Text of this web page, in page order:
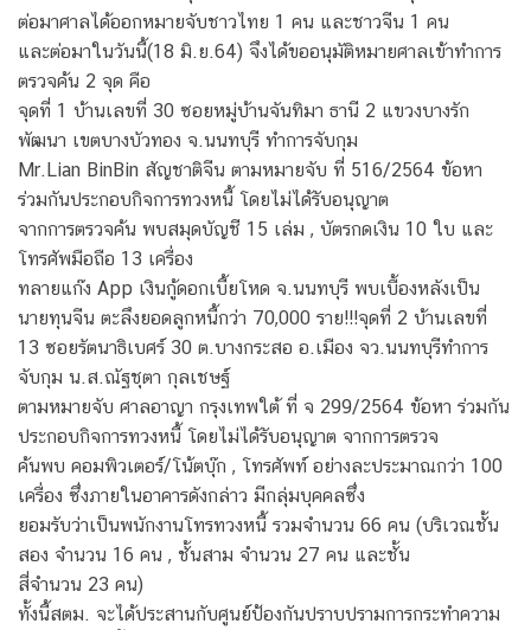
ต่อมาศาลได้ออกหมายจับชาวไทย 1 คน และชาวจีน 1 คน
และต่อมาในวันนี้(18 มิ.ย.64) จึงได้ขออนุมัติหมายศาลเข้าทำการ
ตรวจค้น 2 จุด คือ
จุดที่ 1 บ้านเลขที่ 30 ซอยหมู่บ้านจันทิมา ธานี 2 แขวงบางรัก
พัฒนา เขตบางบัวทอง จ.นนทบุรี ทำการจับกุม
Mr.Lian BinBin สัญชาติจีน ตามหมายจับ ที่ 516/2564 ข้อหา
ร่วมกันประกอบกิจการทวงหนี้ โดยไม่ได้รับอนุญาต
จากการตรวจค้น พบสมุดบัญชี 15 เล่ม , บัตรกดเงิน 10 ใบ และ
โทรศัพมือถือ 13 เครื่อง
ทลายแก๊ง App เงินกู้ดอกเบี้ยโหด จ.นนทบุรี พบเบื้องหลังเป็น
นายทุนจีน ตะลึงยอดลูกหนี้กว่า 70,000 ราย!!!จุดที่ 2 บ้านเลขที่
13 ซอยรัตนาธิเบศร์ 30 ต.บางกระสอ อ.เมือง จว.นนทบุรีทำการ
จับกุม น.ส.ณัฐชุตา กุลเชษฐ์
ตามหมายจับ ศาลอาญา กรุงเทพใต้ ที่ จ 299/2564 ข้อหา ร่วมกัน
ประกอบกิจการทวงหนี้ โดยไม่ได้รับอนุญาต จากการตรวจ
ค้นพบ คอมพิวเตอร์/โน้ตบุ๊ก , โทรศัพท์ อย่างละประมาณกว่า 100
เครื่อง ซึ่งภายในอาคารดังกล่าว มีกลุ่มบุคคลซึ่ง
ยอมรับว่าเป็นพนักงานโทรทวงหนี้ รวมจำนวน 66 คน (บริเวณชั้น
สอง จำนวน 16 คน , ชั้นสาม จำนวน 27 คน และชั้น
สี่จำนวน 23 คน)
ทั้งนี้สตม. จะได้ประสานกับศูนย์ป้องกันปราบปรามการกระทำความ